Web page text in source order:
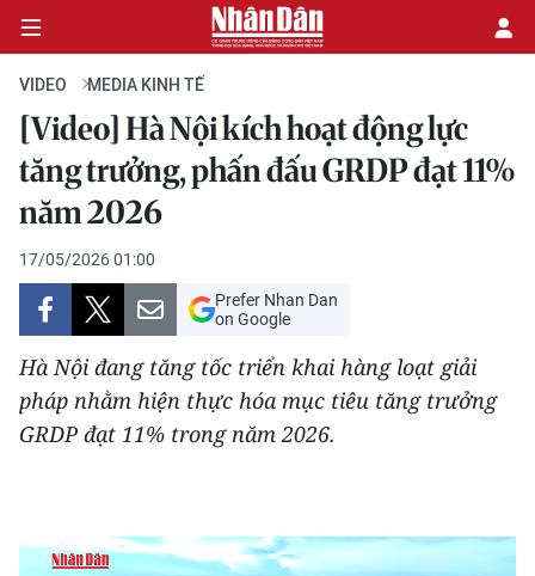
CHÍNH TRỊ
KINH TẾ
VĂN HÓA
XÃ HỘI
PHÁP LUẬT
DU LỊCH
THỂ THAO
VIDEO MEDIA KINH TẾ
[Video] Hà Nội kích hoạt động lực
tăng trưởng, phấn đấu GRDP đạt 11%
năm 2026
17/05/2026 01:00
Prefer Nhan Dan
on Google
Hà Nội đang tăng tốc triển khai hàng loạt giải
pháp nhằm hiện thực hóa mục tiêu tăng trưởng
GRDP đạt 11% trong năm 2026.